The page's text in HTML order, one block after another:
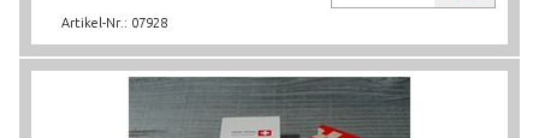
Artikel-Nr.: 07928